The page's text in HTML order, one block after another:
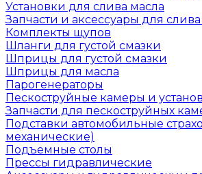
Установки для слива масла
Запчасти и аксессуары для
Комплекты щупов
Шланги для густой смазки
Шприцы для густой смазки
Шприцы для масла
Парогенераторы
Пескоструйные камеры и
Запчасти для пескоструйных
Подставки автомобильные
механические)
Подъемные столы
Прессы гидравлические